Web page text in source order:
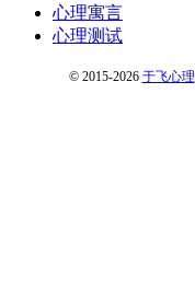
心理寓言
心理测试
© 2015-2026 于飞心理